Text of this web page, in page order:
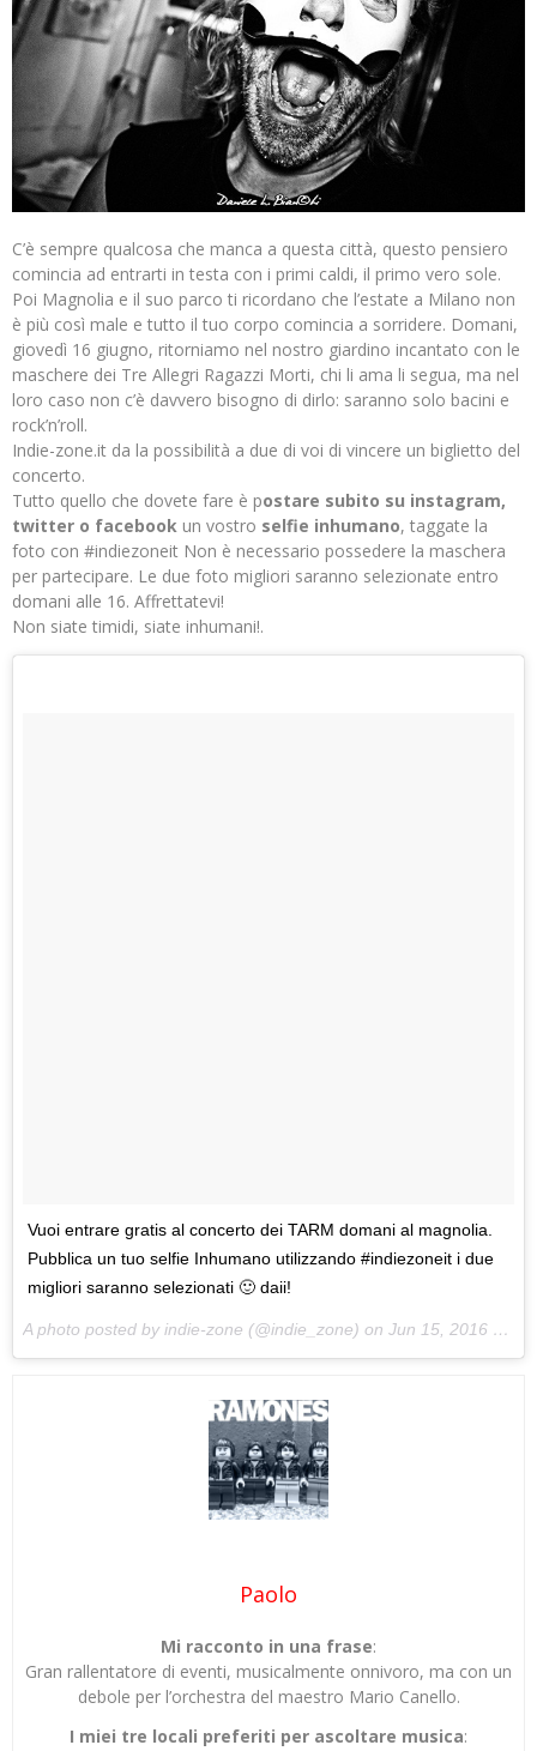
C’è sempre qualcosa che manca a questa città, questo pensiero
comincia ad entrarti in testa con i primi caldi, il primo vero sole.
Poi Magnolia e il suo parco ti ricordano che l’estate a Milano non
è più così male e tutto il tuo corpo comincia a sorridere. Domani,
giovedì 16 giugno, ritorniamo nel nostro giardino incantato con le
maschere dei Tre Allegri Ragazzi Morti, chi li ama li segua, ma nel
loro caso non c’è davvero bisogno di dirlo: saranno solo bacini e
rock’n’roll.
Indie-zone.it da la possibilità a due di voi di vincere un biglietto del
concerto.
Tutto quello che dovete fare è postare subito su instagram,
twitter o facebook un vostro selfie inhumano, taggate la
foto con #indiezoneit Non è necessario possedere la maschera
per partecipare. Le due foto migliori saranno selezionate entro
domani alle 16. Affrettatevi!
Non siate timidi, siate inhumani!.
Vuoi entrare gratis al concerto dei TARM domani al magnolia.
Pubblica un tuo selfie Inhumano utilizzando #indiezoneit i due
migliori saranno selezionati 🙂 daii!
A photo posted by indie-zone (@indie_zone) on Jun 15, 2016 at 3:15am PDT
Paolo
Mi racconto in una frase:
Gran rallentatore di eventi, musicalmente onnivoro, ma con un
debole per l’orchestra del maestro Mario Canello.
I miei tre locali preferiti per ascoltare musica: